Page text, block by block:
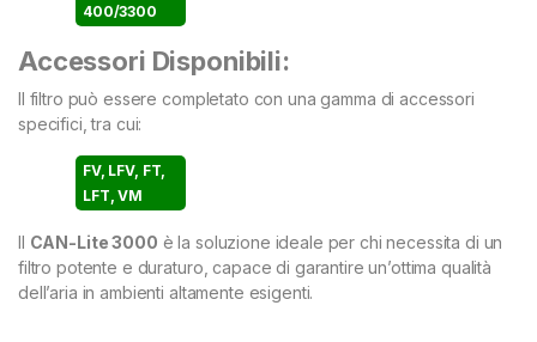
400/3300
Accessori Disponibili:
Il filtro può essere completato con una gamma di accessori
specifici, tra cui:
FV, LFV, FT,
LFT, VM
Il CAN-Lite 3000 è la soluzione ideale per chi necessita di un
filtro potente e duraturo, capace di garantire un’ottima qualità
dell’aria in ambienti altamente esigenti.